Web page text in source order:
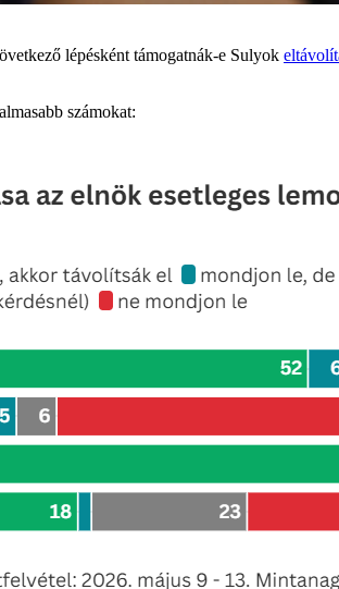
lépésként támogatnák-e Sulyok
számokat: